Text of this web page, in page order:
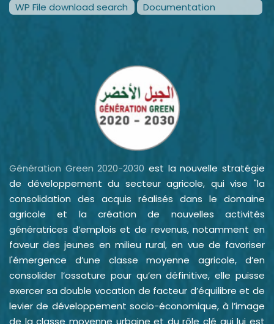
WP File download search
Documentation
Génération Green 2020-2030 est la nouvelle stratégie
de développement du secteur agricole, qui vise "la
consolidation des acquis réalisés dans le domaine
agricole et la création de nouvelles activités
génératrices d’emplois et de revenus, notamment en
faveur des jeunes en milieu rural, en vue de favoriser
l'émergence d’une classe moyenne agricole, d’en
consolider l’ossature pour qu’en définitive, elle puisse
exercer sa double vocation de facteur d’équilibre et de
levier de développement socio-économique, à l’image
de la classe moyenne urbaine et du rôle clé qui lui est